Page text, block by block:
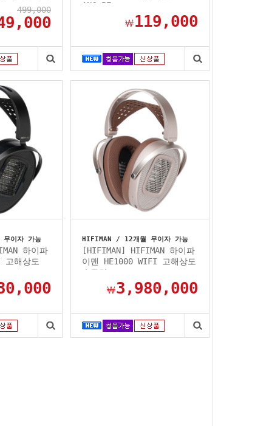
499,000
ANC PE...
￦119,000
이자 가능
하이파
고해상도
HIFIMAN / 12개월 무이자 가능
[HIFIMAN] HIFIMAN 하이파
이맨 HE1000 WIFI 고해상도
스트리...
￦3,980,000